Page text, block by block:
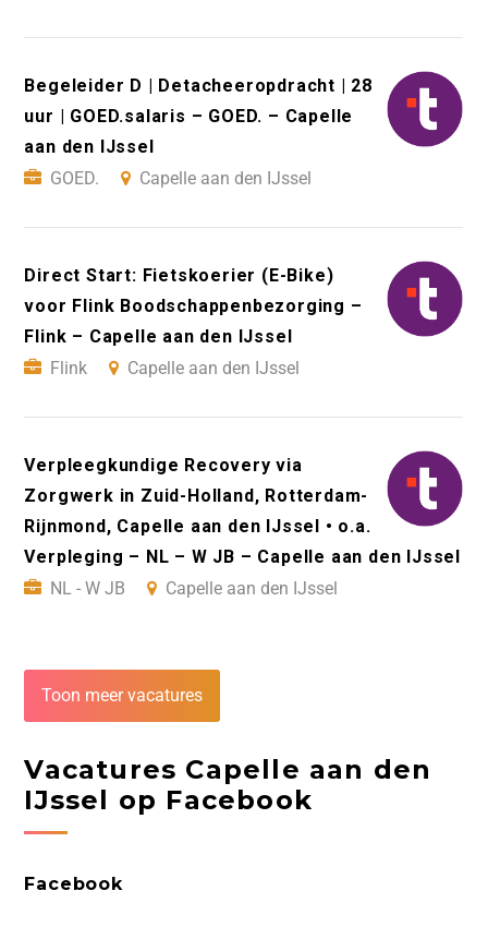
Begeleider D | Detacheeropdracht | 28
uur | GOED.salaris – GOED. – Capelle
aan den IJssel
GOED.
Capelle aan den IJssel
Direct Start: Fietskoerier (E-Bike)
voor Flink Boodschappenbezorging –
Flink – Capelle aan den IJssel
Flink
Capelle aan den IJssel
Verpleegkundige Recovery via
Zorgwerk in Zuid-Holland, Rotterdam-
Rijnmond, Capelle aan den IJssel • o.a.
Verpleging – NL – W JB – Capelle aan den IJssel
NL - W JB
Capelle aan den IJssel
Toon meer vacatures
Vacatures Capelle aan den
IJssel op Facebook
Facebook